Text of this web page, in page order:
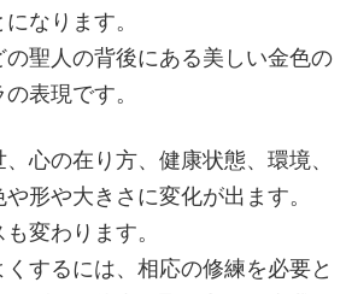
なります。
聖人の背後にある美しい金色の
の表現です。
心の在り方、健康状態、環境、
形や大きさに変化が出ます。
変わります。
するには、相応の修練を必要と